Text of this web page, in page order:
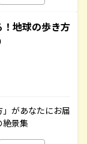
地球の歩き方
があなたにお届
絶景集